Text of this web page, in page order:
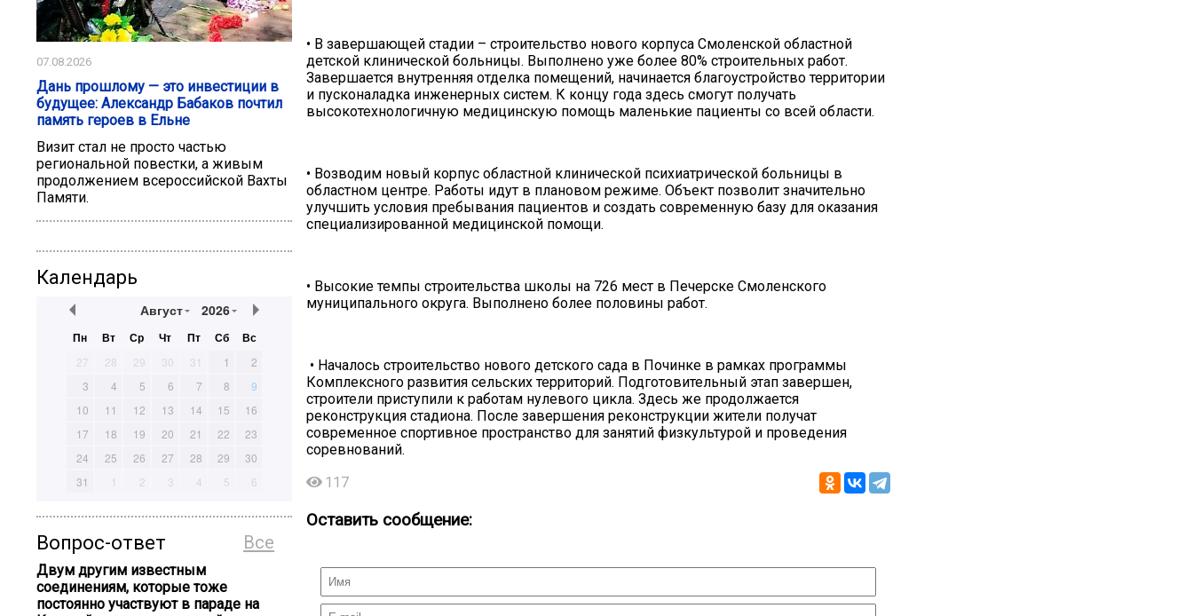
07.08.2026
Дань прошлому — это инвестиции в
будущее: Александр Бабаков почтил
память героев в Ельне
Визит стал не просто частью
региональной повестки, а живым
продолжением всероссийской Вахты
Памяти.
Календарь
Август 2026
Пн Вт Ср Чт Пт Сб Вс
27 28 29 30 31 1
2
3
4 5 6 7 8
9
10
11 12 13 14 15
16
17
18 19 20 21 22
23
24
25 26 27 28 29
30
31
1 2 3 4 5 6
Все
Вопрос-ответ
Двум другим известным
соединениям, которые тоже
постоянно участвуют в параде на
• В завершающей стадии – строительство нового корпуса Смоленской областной
детской клинической больницы. Выполнено уже более 80% строительных работ.
Завершается внутренняя отделка помещений, начинается благоустройство территории
и пусконаладка инженерных систем. К концу года здесь смогут получать
высокотехнологичную медицинскую помощь маленькие пациенты со всей области.
• Возводим новый корпус областной клинической психиатрической больницы в
областном центре. Работы идут в плановом режиме. Объект позволит значительно
улучшить условия пребывания пациентов и создать современную базу для оказания
специализированной медицинской помощи.
• Высокие темпы строительства школы на 726 мест в Печерске Смоленского
муниципального округа. Выполнено более половины работ.
• Началось строительство нового детского сада в Починке в рамках программы
Комплексного развития сельских территорий. Подготовительный этап завершен,
строители приступили к работам нулевого цикла. Здесь же продолжается
реконструкция стадиона. После завершения реконструкции жители получат
современное спортивное пространство для занятий физкультурой и проведения
соревнований.
117
Оставить сообщение: